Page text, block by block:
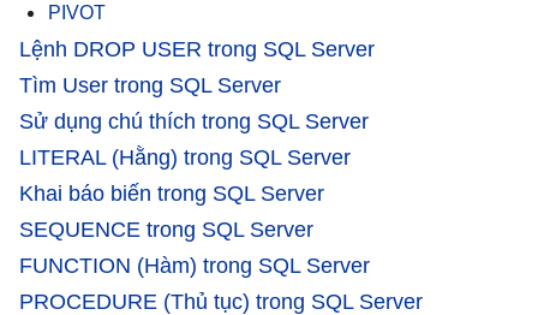
PIVOT
Lệnh DROP USER trong SQL Server
Tìm User trong SQL Server
Sử dụng chú thích trong SQL Server
LITERAL (Hằng) trong SQL Server
Khai báo biến trong SQL Server
SEQUENCE trong SQL Server
FUNCTION (Hàm) trong SQL Server
PROCEDURE (Thủ tục) trong SQL Server